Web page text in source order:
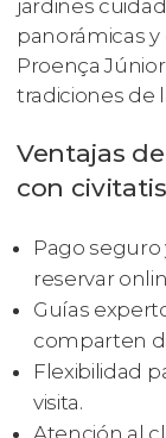
jardines
panorámicas y
Proença
tradiciones de
Ventajas
con civitatis
Pago seguro
reservar
Guías
comparten
Flexibilidad
visita.